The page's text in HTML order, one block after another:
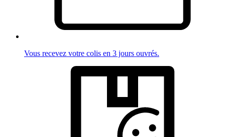
Vous recevez votre colis en 3 jours ouvrés.